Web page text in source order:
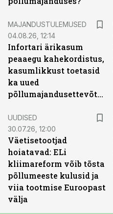
MAJANDUSTULEMUSED
04.08.26, 12:14
Infortari ärikasum
peaaegu kahekordistus,
kasumlikkust toetasid
ka uued
põllumajandusettevõtted
UUDISED
30.07.26, 12:00
Väetisetootjad
hoiatavad: ELi
kliimareform võib tõsta
põllumeeste kulusid ja
viia tootmise Euroopast
välja